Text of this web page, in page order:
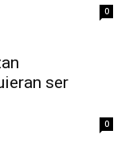
0
ser
0